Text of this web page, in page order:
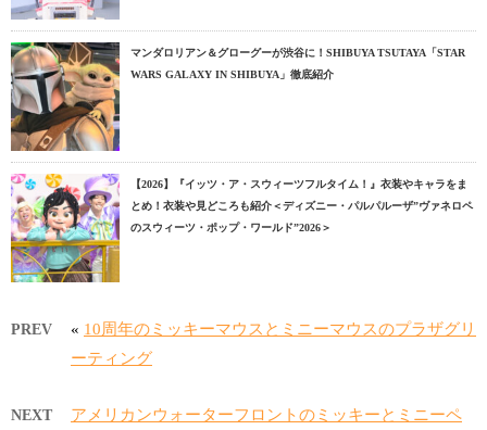
マンダロリアン＆グローグーが渋谷に！SHIBUYA TSUTAYA「STAR
WARS GALAXY IN SHIBUYA」徹底紹介
【2026】『イッツ・ア・スウィーツフルタイム！』衣装やキャラをま
とめ！衣装や見どころも紹介＜ディズニー・パルパルーザ”ヴァネロペ
のスウィーツ・ポップ・ワールド”2026＞
PREV « 10周年のミッキーマウスとミニーマウスのプラザグリ
ーティング
NEXT
アメリカンウォーターフロントのミッキーとミニーペ